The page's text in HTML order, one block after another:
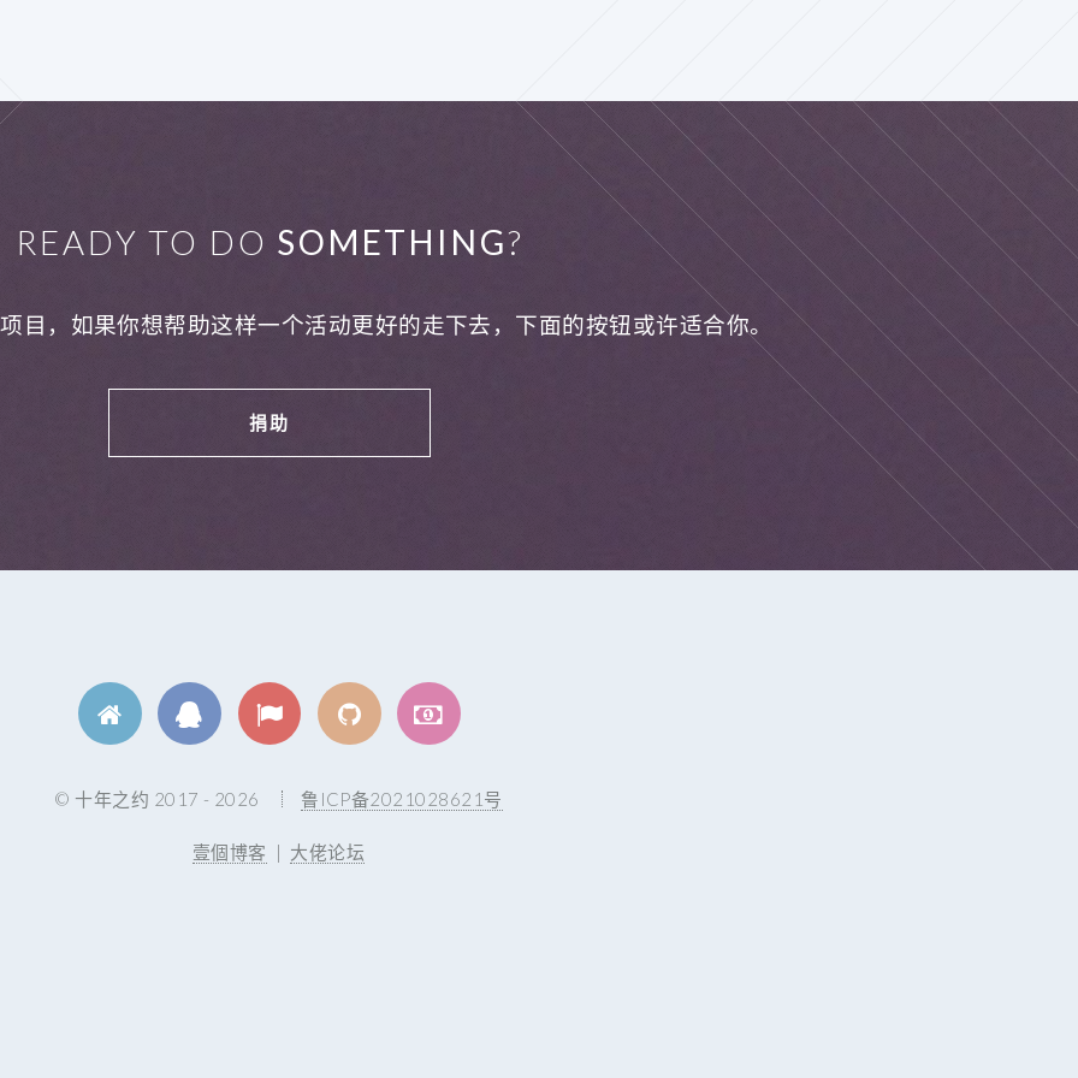
READY TO DO SOMETHING?
目，如果你想帮助这样一个活动更好的走下去，下面的按钮或许适合你。
捐助
© 十年之约 2017 - 2026 鲁ICP备2021028621号
壹個博客 | 大佬论坛